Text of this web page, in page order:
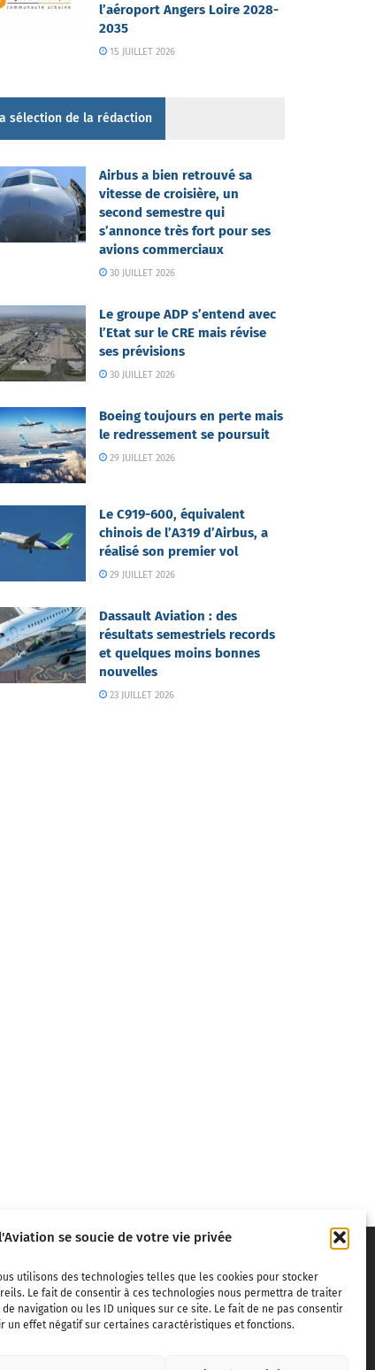
se soucie de votre vie privée
utilisons des technologies telles que les cookies pour stocker
Le fait de consentir à ces technologies nous permettra de traiter
navigation ou les ID uniques sur ce site. Le fait de ne pas consentir
un effet négatif sur certaines caractéristiques et fonctions.
l’aéroport Angers Loire 2028-
2035
15 JUILLET 2026
sélection de la rédaction
Airbus a bien retrouvé sa
vitesse de croisière, un
second semestre qui
s’annonce très fort pour ses
avions commerciaux
30 JUILLET 2026
Le groupe ADP s’entend avec
l’Etat sur le CRE mais révise
ses prévisions
30 JUILLET 2026
Boeing toujours en perte mais
le redressement se poursuit
29 JUILLET 2026
Le C919-600, équivalent
chinois de l’A319 d’Airbus, a
réalisé son premier vol
29 JUILLET 2026
Dassault Aviation : des
résultats semestriels records
et quelques moins bonnes
nouvelles
23 JUILLET 2026